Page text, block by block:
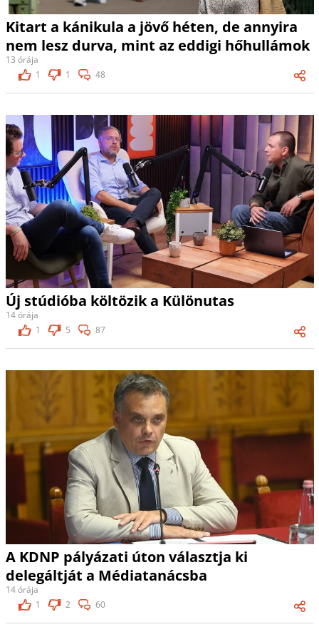
Kitart a kánikula a jövő héten, de annyira
nem lesz durva, mint az eddigi hőhullámok
13 órája
1
1 48
Új stúdióba költözik a Különutas
14 órája
1
5 87
A KDNP pályázati úton választja ki
delegáltját a Médiatanácsba
14 órája
1
2 60